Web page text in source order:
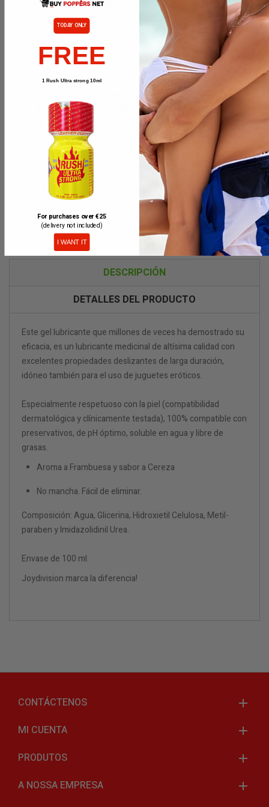
ni el nombre del sitio web en el extracto bancario
Entrega en 24/48 horas (con DPD) Pedidos
realizados hasta las 12h día laboral se entregan en
24/48h con DPD (España Península)
Embalaje discreto.
Notificarme cuando esté disponible
DESCRIPCIÓN
DETALLES DEL PRODUCTO
Este gel lubricante que millones de veces ha demostrado su
eficacia, es un lubricante medicinal de altísima calidad con
excelentes propiedades deslizantes de larga duración,
idóneo también para el uso de juguetes eróticos.
Especialmente respetuoso con la piel (compatibilidad
dermatológica y clínicamente testada), 100% compatible con
preservativos, de pH óptimo, soluble en agua y libre de
grasas.
Aroma a Frambuesa y sabor a Cereza
No mancha. Fácil de eliminar.
Composición: Agua, Glicerina, Hidroxietil Celulosa, Metil-
paraben y Imidazolidinil Urea.
Envase de 100 ml.
Joydivision marca la diferencia!
CONTÁCTENOS
MI CUENTA
PRODUTOS
A NOSSA EMPRESA
TODAY ONLY
FREE
1 Rush Ultra strong 10ml
For purchases over €25
(delivery not included)
I WANT IT